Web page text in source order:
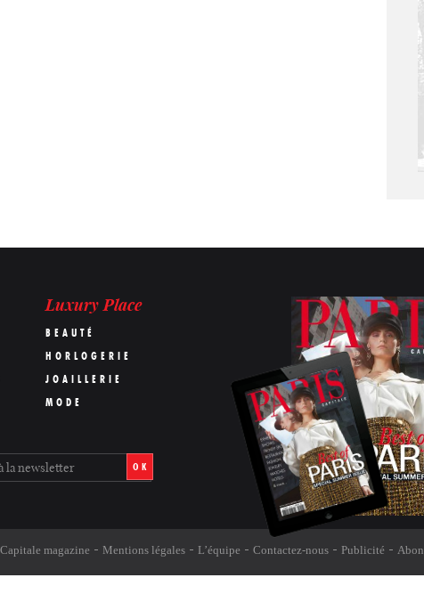
Luxury Place
BEAUTÉ
HORLOGERIE
JOAILLERIE
MODE
OK
magazine Mentions légales L’équipe Contactez-nous Publicité